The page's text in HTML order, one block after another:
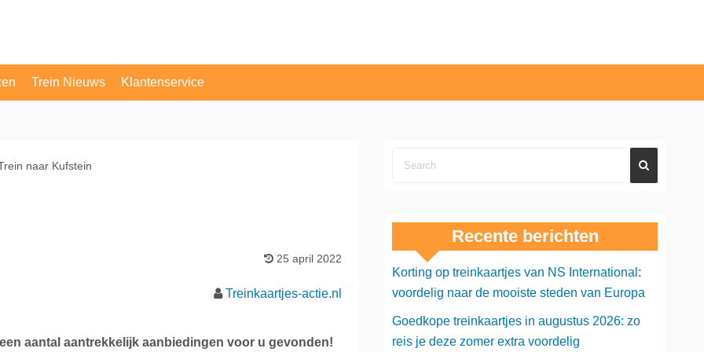
Trein Nieuws Klantenservice
naar Kufstein
25 april 2022
Treinkaartjes-actie.nl
aantal aantrekkelijk aanbiedingen voor u gevonden!
Recente berichten
Korting op treinkaartjes van NS International:
voordelig naar de mooiste steden van Europa
Goedkope treinkaartjes in augustus 2026: zo
reis je deze zomer extra voordelig